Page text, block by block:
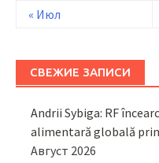
« Июл
СВЕЖИЕ ЗАПИСИ
Andrii Sybiga: RF
alimentară globală
Август 2026